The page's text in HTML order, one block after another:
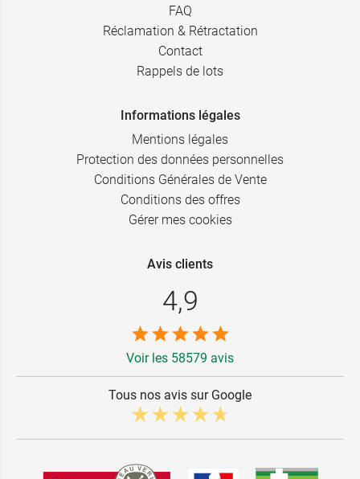
FAQ
Réclamation & Rétractation
Contact
Rappels de lots
Informations légales
Mentions légales
Protection des données personnelles
Conditions Générales de Vente
Conditions des offres
Gérer mes cookies
Avis clients
4,9
Voir les 58579 avis
Tous nos avis sur Google